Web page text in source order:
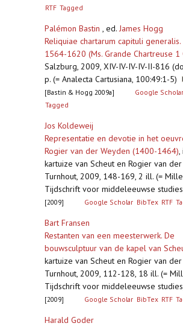
RTF Tagged
Palémon Bastin , ed. James Hogg
Reliquiae chartarum capituli
1564-1620 (Ms. Grande Chartreuse 1
Salzburg, 2009, XIV-IV-IV-IV-II-816
p. (= Analecta Cartusiana, 100:49:1-5)
[Bastin & Hogg 2009a] Google Scholar
Tagged
Jos Koldeweij
Representatie en devotie in het
Rogier van der Weyden (1400-1464),
kartuize van Scheut en Rogier van
Turnhout, 2009, 148-169, 2 ill. (=
Tijdschrift voor middeleeuwse
[2009] Google Scholar BibTex RTF
Bart Fransen
Restanten van een meesterwerk. De
bouwsculptuur van de kapel van
kartuize van Scheut en Rogier van
Turnhout, 2009, 112-128, 18 ill. (=
Tijdschrift voor middeleeuwse
[2009] Google Scholar BibTex RTF
Harald Goder